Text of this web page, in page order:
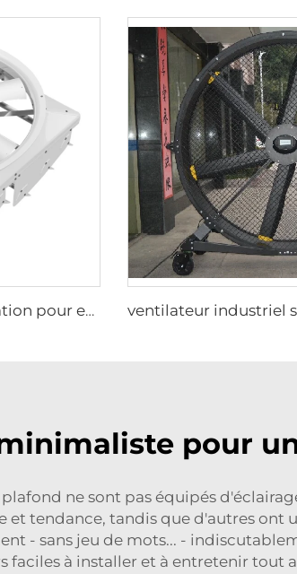
Ventilateur cyclone de ventilation pour exploitation laitière ventilateur extérieur 72 pouces en acier inoxydable AC mural 6 pièces
pour
ne sont pas équipés
et tendance, tandis que d'autres
- sans jeu de mots... -
faciles à installer et à entretenir tout